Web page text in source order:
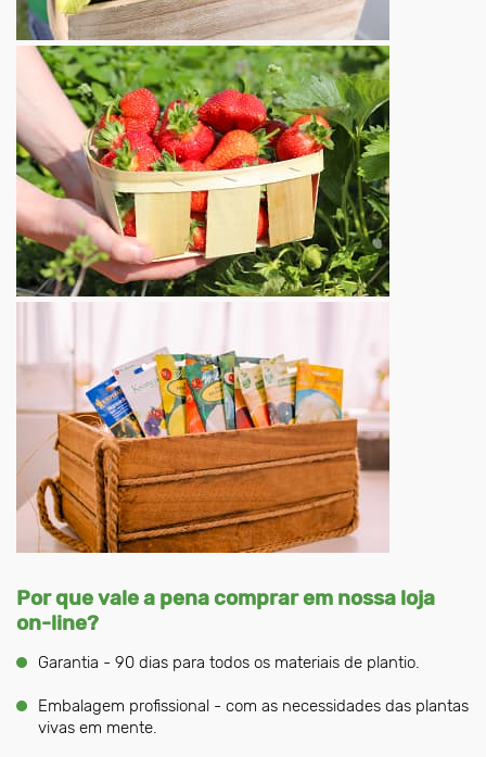
Por que vale a pena comprar em nossa loja
on-line?
Garantia - 90 dias para todos os materiais de plantio.
Embalagem profissional - com as necessidades das plantas
vivas em mente.